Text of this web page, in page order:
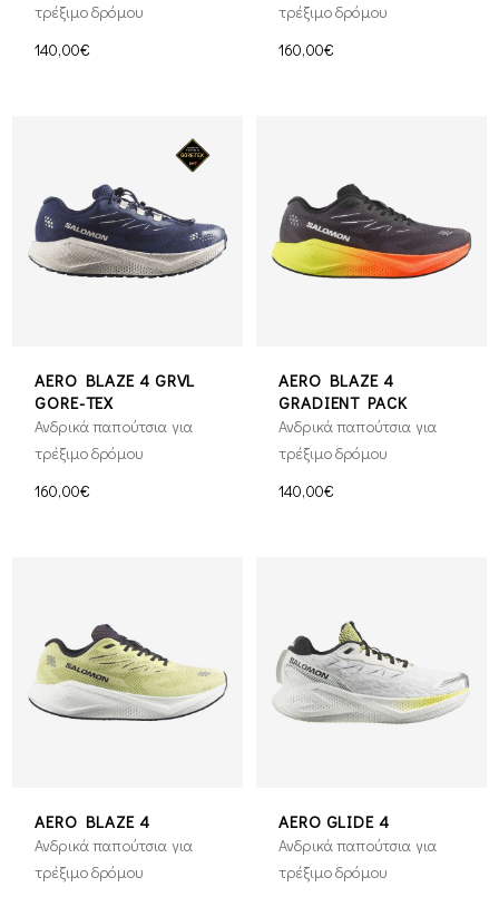
τρέξιμο δρόμου
140,00€
τρέξιμο δρόμου
160,00€
AERO BLAZE 4 GRVL
GORE-TEX
Ανδρικά παπούτσια για
τρέξιμο δρόμου
160,00€
AERO BLAZE 4
GRADIENT PACK
Ανδρικά παπούτσια για
τρέξιμο δρόμου
140,00€
AERO BLAZE 4
Ανδρικά παπούτσια για
τρέξιμο δρόμου
AERO GLIDE 4
Ανδρικά παπούτσια για
τρέξιμο δρόμου